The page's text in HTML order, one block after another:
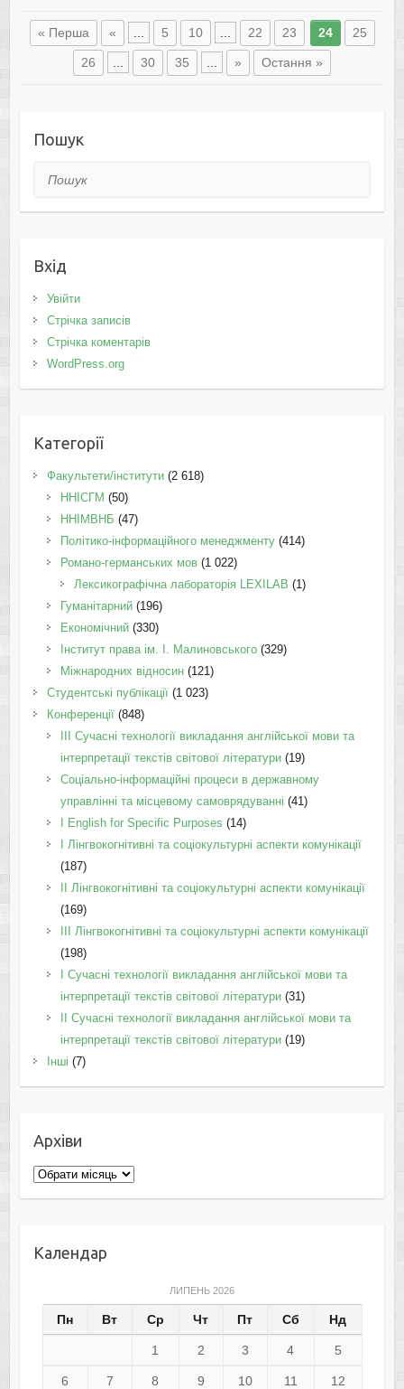
« Перша « 5 10 22 23 24 25
26 30 35 » Остання »
Пошук
Пошук
Вхід
Увійти
Стрічка записів
Стрічка коментарів
WordPress.org
Категорії
Факультети/інститути(2 618)
ННІСГМ (50)
ННІМВНБ (47)
Політико-інформаційного менеджменту(414)
Романо-германських мов(1 022)
Лексикографічна лабораторія LEXILAB (1)
Гуманітарний(196)
Економічний(330)
Інститут права ім. І. Малиновського(329)
Міжнародних відносин(121)
Студентські публікації(1 023)
Конференції(848)
III Сучасні технології викладання англійської мови та
інтерпретації текстів світової літератури(19)
Соціально-інформаційні процеси в державному
управлінні та місцевому самоврядуванні (41)
І English for Specific Purposes (14)
I Лінгвокогнітивні та соціокультурні аспекти комунікації
(187)
IІ Лінгвокогнітивні та соціокультурні аспекти комунікації
(169)
IІI Лінгвокогнітивні та соціокультурні аспекти комунікації
(198)
I Cучасні технології викладання англійської мови та
інтерпретації текстів світової літератури(31)
II Cучасні технології викладання англійської мови та
інтерпретації текстів світової літератури(19)
Інші (7)
Архіви
Архіви
Календар
ЛИПЕНЬ 2026
Пн Вт Ср Чт Пт Сб Нд
1 2 3 4 5
6 7 8 9 10 11 12